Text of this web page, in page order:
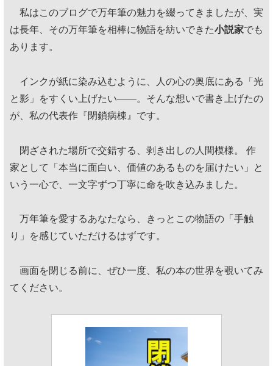
私はこのブログで万年筆の魅力を綴ってきましたが、実
は長年、その万年筆を相棒に物語を紡いできた小説家でも
あります。
インクが紙に染み込むように、人の心の奥底にある「光
と影」をすくい上げたい——。そんな想いで書き上げたの
が、私の代表作『閉鎖病棟』です。
閉ざされた場所で交錯する、剥き出しの人間模様。 作
家として「本当に面白い、価値のあるものを届けたい」と
いう一心で、一文字ずつ丁寧に命を吹き込みました。
万年筆を愛するあなたなら、きっとこの物語の「手触
り」を感じていただけるはずです。
画面を閉じる前に、ぜひ一度、私の本の世界を覗いてみ
てください。